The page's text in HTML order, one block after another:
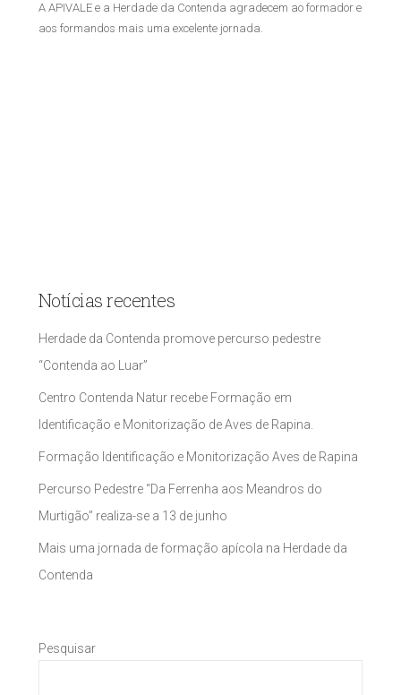
A APIVALE e a Herdade da Contenda agradecem ao formador e
aos formandos mais uma excelente jornada.
Notícias recentes
Herdade da Contenda promove percurso pedestre
“Contenda ao Luar”
Centro Contenda Natur recebe Formação em
Identificação e Monitorização de Aves de Rapina.
Formação Identificação e Monitorização Aves de Rapina
Percurso Pedestre “Da Ferrenha aos Meandros do
Murtigão” realiza-se a 13 de junho
Mais uma jornada de formação apícola na Herdade da
Contenda
Pesquisar